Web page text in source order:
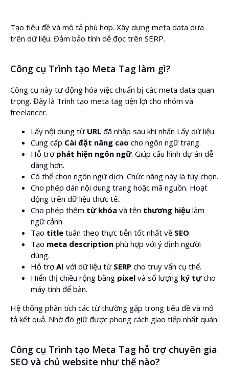
Tạo tiêu đề và mô tả phù hợp. Xây dựng meta data dựa
trên dữ liệu. Đảm bảo tính dễ đọc trên SERP.
Công cụ Trình tạo Meta Tag làm gì?
Công cụ này tự động hóa việc chuẩn bị các meta data quan
trọng. Đây là Trình tạo meta tag tiện lợi cho nhóm và
freelancer.
Lấy nội dung từ URL đã nhập sau khi nhấn Lấy dữ liệu.
Cung cấp Cài đặt nâng cao cho ngôn ngữ trang.
Hỗ trợ phát hiện ngôn ngữ. Giúp cấu hình dự án dễ
dàng hơn.
Có thể chọn ngôn ngữ dịch. Chức năng này là tùy chọn.
Cho phép dán nội dung trang hoặc mã nguồn. Hoạt
động trên dữ liệu thực tế.
Cho phép thêm từ khóa và tên thương hiệu làm
ngữ cảnh.
Tạo title tuân theo thực tiễn tốt nhất về SEO.
Tạo meta description phù hợp với ý định người
dùng.
Hỗ trợAI với dữ liệu từ SERP cho truy vấn cụ thể.
Hiển thị chiều rộng bằng pixel và số lượng ký tựcho
máy tính để bàn.
Hệ thống phân tích các từ thường gặp trong tiêu đề và mô
tả kết quả. Nhờ đó giữ được phong cách giao tiếp nhất quán.
Công cụ Trình tạo Meta Tag hỗ trợ chuyên gia
SEO và chủ website như thế nào?